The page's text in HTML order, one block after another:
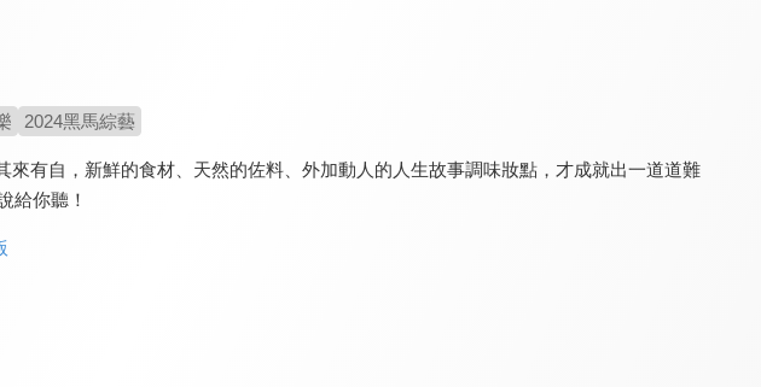
2024黑馬綜藝
有自，新鮮的食材、天然的佐料、外加動人的人生故事調味妝點，才成就出一道道難
給你聽！